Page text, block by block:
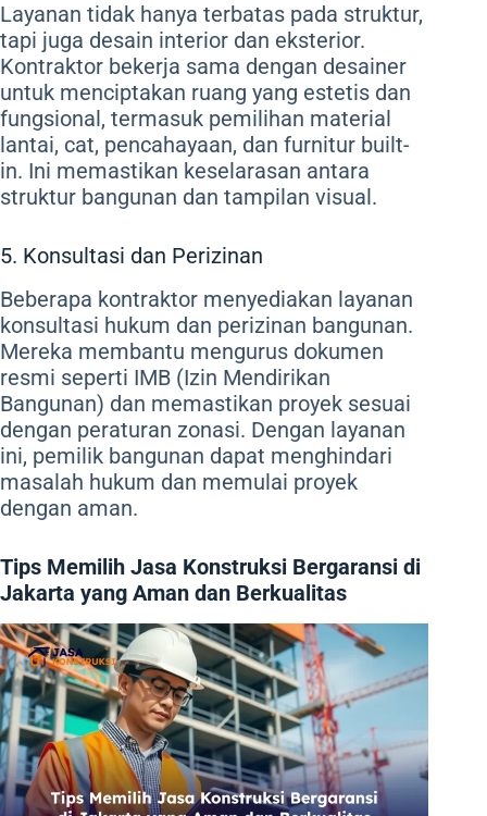
Layanan tidak hanya terbatas pada struktur,
tapi juga desain interior dan eksterior.
Kontraktor bekerja sama dengan desainer
untuk menciptakan ruang yang estetis dan
fungsional, termasuk pemilihan material
lantai, cat, pencahayaan, dan furnitur built-
in. Ini memastikan keselarasan antara
struktur bangunan dan tampilan visual.
5. Konsultasi dan Perizinan
Beberapa kontraktor menyediakan layanan
konsultasi hukum dan perizinan bangunan.
Mereka membantu mengurus dokumen
resmi seperti IMB (Izin Mendirikan
Bangunan) dan memastikan proyek sesuai
dengan peraturan zonasi. Dengan layanan
ini, pemilik bangunan dapat menghindari
masalah hukum dan memulai proyek
dengan aman.
Tips Memilih Jasa Konstruksi Bergaransi di
Jakarta yang Aman dan Berkualitas